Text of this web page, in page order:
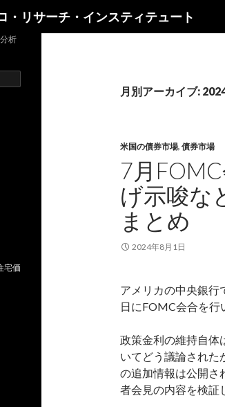
・リサーチ・インスティテュート
月別アーカイブ:
米国の債券市場, 債券市場
7月
げ示唆な
まとめ
2024年8月1日
アメリカの中央銀行
日にFOMC会合を行
政策金利の維持自体
いてどう議論された
の追加情報は公開さ
者会見の内容を検証
析
宅価